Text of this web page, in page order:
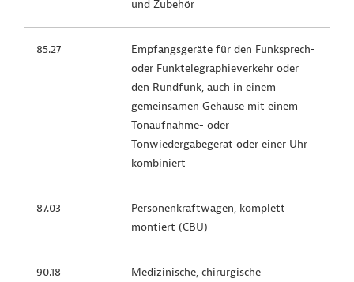
und Zubehör
85.27
Empfangsgeräte für den Funksprech-
oder Funktelegraphieverkehr oder
den Rundfunk, auch in einem
gemeinsamen Gehäuse mit einem
Tonaufnahme- oder
Tonwiedergabegerät oder einer Uhr
kombiniert
87.03
Personenkraftwagen, komplett
montiert (CBU)
90.18 Medizinische, chirurgische